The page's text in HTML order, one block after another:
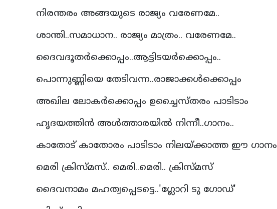
നിരന്തരം അങ്ങയുടെ രാജ്യം വരേണമേ..
ശാന്തി..സമാധാന.. രാജ്യം മാത്രം.. വരേണമേ..
ദൈവദൂതര്‍ക്കൊപ്പം..ആട്ടിടയര്‍ക്കൊപ്പം..
പൊന്നുണ്ണിയെ തേടിവന്ന..രാജാക്കള്‍ക്കൊപ്പം
അഖില ലോകര്‍ക്കൊപ്പം ഉച്ചൈസ്തരം പാടിടാം
ഹൃദയത്തിന്‍ അള്‍ത്താരയില്‍ നിന്നീ..ഗാനം..
കാതോട് കാതോരം പാടിടാം നിലയ്ക്കാത്ത ഈ ഗാനം
മെരി ക്രിസ്മസ്.. മെരി..മെരി.. ക്രിസ്മസ്
ദൈവനാമം മഹത്വപ്പെടട്ടെ..'ഗ്ലോറി ടു ഗോഡ്'